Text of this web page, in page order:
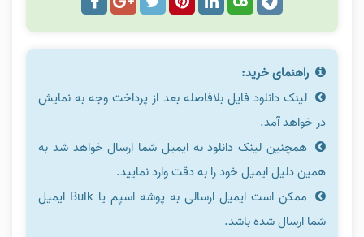
راهنمای خرید:
لینک دانلود فایل بلافاصله بعد از پرداخت وجه به نمایش
در خواهد آمد.
همچنین لینک دانلود به ایمیل شما ارسال خواهد شد به
همین دلیل ایمیل خود را به دقت وارد نمایید.
ممکن است ایمیل ارسالی به پوشه اسپم یا Bulk ایمیل
شما ارسال شده باشد.